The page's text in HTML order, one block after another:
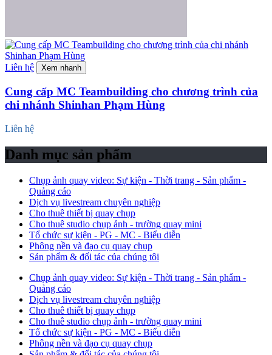
Liên hệ Xem nhanh
Cung cấp MC Teambuilding cho chương trình của
chi nhánh Shinhan Phạm Hùng
Liên hệ
Danh mục sản phẩm
Chụp ảnh quay video: Sự kiện - Thời trang - Sản phẩm -
Quảng cáo
Dịch vụ livestream chuyên nghiệp
Cho thuê thiết bị quay chụp
Cho thuê studio chụp ảnh - trường quay mini
Tổ chức sự kiện - PG - MC - Biểu diễn
Phông nền và đạo cụ quay chụp
Sản phẩm & đối tác của chúng tôi
Chụp ảnh quay video: Sự kiện - Thời trang - Sản phẩm -
Quảng cáo
Dịch vụ livestream chuyên nghiệp
Cho thuê thiết bị quay chụp
Cho thuê studio chụp ảnh - trường quay mini
Tổ chức sự kiện - PG - MC - Biểu diễn
Phông nền và đạo cụ quay chụp